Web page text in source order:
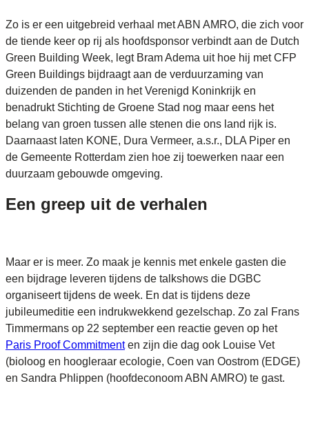
Zo is er een uitgebreid verhaal met ABN AMRO, die zich voor
de tiende keer op rij als hoofdsponsor verbindt aan de Dutch
Green Building Week, legt Bram Adema uit hoe hij met CFP
Green Buildings bijdraagt aan de verduurzaming van
duizenden de panden in het Verenigd Koninkrijk en
benadrukt Stichting de Groene Stad nog maar eens het
belang van groen tussen alle stenen die ons land rijk is.
Daarnaast laten KONE, Dura Vermeer, a.s.r., DLA Piper en
de Gemeente Rotterdam zien hoe zij toewerken naar een
duurzaam gebouwde omgeving.
Een greep uit de verhalen
Maar er is meer. Zo maak je kennis met enkele gasten die
een bijdrage leveren tijdens de talkshows die DGBC
organiseert tijdens de week. En dat is tijdens deze
jubileumeditie een indrukwekkend gezelschap. Zo zal Frans
Timmermans op 22 september een reactie geven op het
Paris Proof Commitmenten zijn die dag ook Louise Vet
(bioloog en hoogleraar ecologie, Coen van Oostrom (EDGE)
en Sandra Phlippen (hoofdeconoom ABN AMRO) te gast.